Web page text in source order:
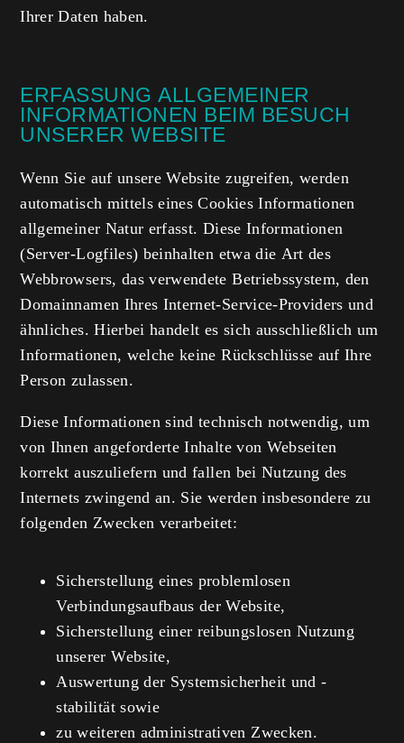
Ihrer Daten haben.
ERFASSUNG ALLGEMEINER
INFORMATIONEN BEIM BESUCH
UNSERER WEBSITE
Wenn Sie auf unsere Website zugreifen, werden
automatisch mittels eines Cookies Informationen
allgemeiner Natur erfasst. Diese Informationen
(Server-Logfiles) beinhalten etwa die Art des
Webbrowsers, das verwendete Betriebssystem, den
Domainnamen Ihres Internet-Service-Providers und
ähnliches. Hierbei handelt es sich ausschließlich um
Informationen, welche keine Rückschlüsse auf Ihre
Person zulassen.
Diese Informationen sind technisch notwendig, um
von Ihnen angeforderte Inhalte von Webseiten
korrekt auszuliefern und fallen bei Nutzung des
Internets zwingend an. Sie werden insbesondere zu
folgenden Zwecken verarbeitet:
Sicherstellung eines problemlosen
Verbindungsaufbaus der Website,
Sicherstellung einer reibungslosen Nutzung
unserer Website,
Auswertung der Systemsicherheit und -
stabilität sowie
zu weiteren administrativen Zwecken.